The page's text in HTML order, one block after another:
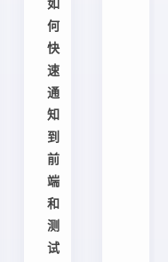
如
何
快
速
通
知
到
前
端
和
测
试